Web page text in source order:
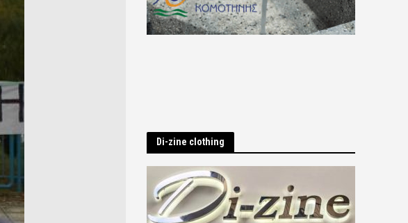
Di-zine clothing